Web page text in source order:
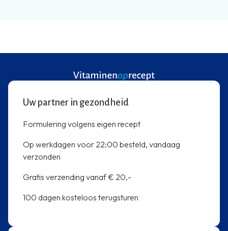
Uw partner in gezondheid
Formulering volgens eigen recept
Op werkdagen voor 22:00 besteld, vandaag
verzonden
Gratis verzending vanaf € 20,-
100 dagen kosteloos terugsturen